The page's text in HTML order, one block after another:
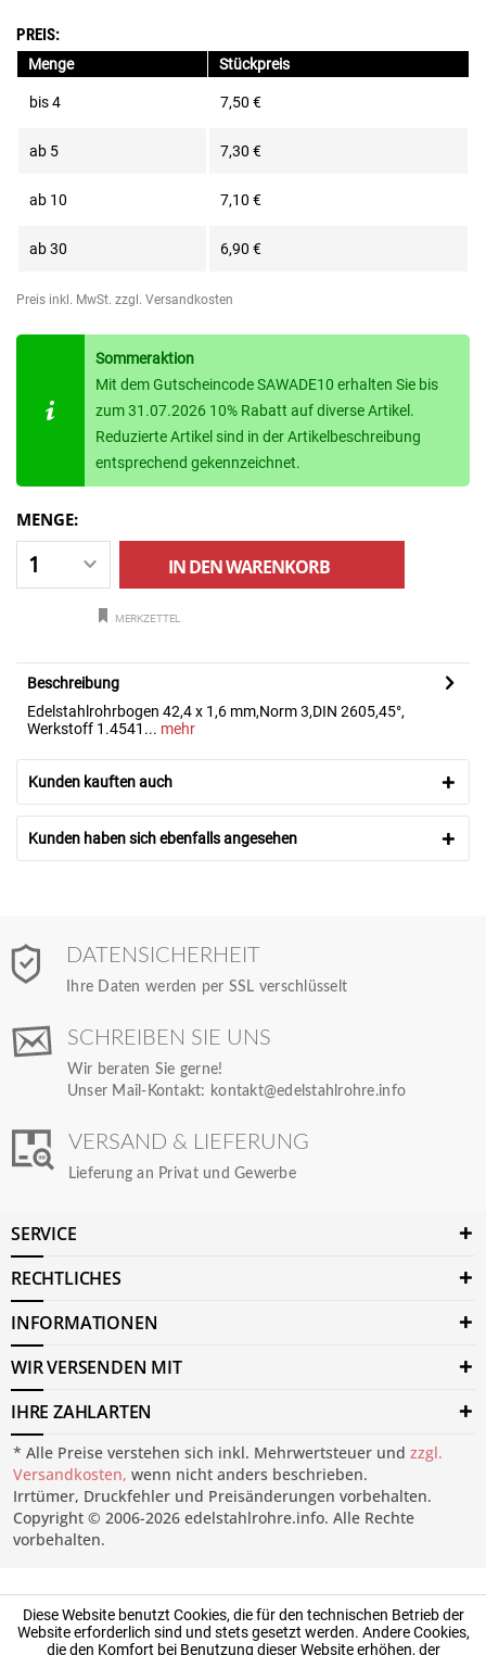
PREIS:
Menge Stückpreis
bis4 7,50 €
ab 5 7,30 €
ab 10 7,10 €
ab30 6,90 €
Preis inkl. MwSt. zzgl. Versandkosten
Sommeraktion
Mit dem Gutscheincode SAWADE10 erhalten Sie bis
zum 31.07.2026 10% Rabatt auf diverse Artikel.
Reduzierte Artikel sind in der Artikelbeschreibung
entsprechend gekennzeichnet.
MENGE:
IN DENWARENKORB
MERKZETTEL
Beschreibung
Edelstahlrohrbogen 42,4 x 1,6 mm,Norm 3,DIN 2605,45°,
Werkstoff 1.4541... mehr
Kunden kauften auch
Kunden haben sich ebenfalls angesehen
DATENSICHERHEIT
Ihre Daten werden per SSL verschlüsselt
SCHREIBEN SIE UNS
Wir beraten Sie gerne!
Unser Mail-Kontakt: kontakt@edelstahlrohre.info
VERSAND & LIEFERUNG
Lieferung an Privat und Gewerbe
SERVICE
RECHTLICHES
INFORMATIONEN
WIR VERSENDEN MIT
IHRE ZAHLARTEN
* Alle Preise verstehen sich inkl. Mehrwertsteuer und zzgl.
Versandkosten, wenn nicht anders beschrieben.
Irrtümer, Druckfehler und Preisänderungen vorbehalten.
Copyright © 2006-2026 edelstahlrohre.info. Alle Rechte
vorbehalten.
Diese Website benutzt Cookies, die für den technischen Betrieb der
Website erforderlich sind und stets gesetzt werden. Andere Cookies,
die den Komfort bei Benutzung dieser Website erhöhen, der